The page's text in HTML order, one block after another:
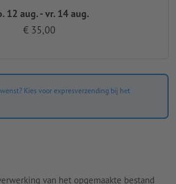
12 aug. - vr. 14 aug.
€ 35,00
Kies voor expresverzending bij het
van het opgemaakte bestand